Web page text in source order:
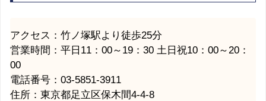
アクセス：竹ノ塚駅より徒歩25分
営業時間：平日11：00～19：30 土日祝10：00～20：
00
電話番号：03-5851-3911
住所：東京都足立区保木間4-4-8